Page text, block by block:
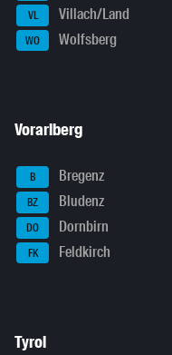
VL Villach/Land
WO Wolfsberg
Vorarlberg
B Bregenz
BZ Bludenz
DO Dornbirn
FK Feldkirch
Tyrol